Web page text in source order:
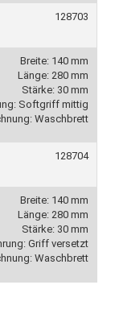
128703
Breite: 140 mm
Länge: 280 mm
Stärke: 30 mm
Softgriff mittig
Waschbrett
128704
Breite: 140 mm
Länge: 280 mm
Stärke: 30 mm
Griff versetzt
Waschbrett